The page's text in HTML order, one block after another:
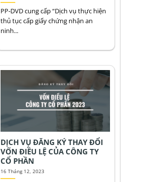
PP-DVD cung cấp “Dịch vụ thực hiện
thủ tục cấp giấy chứng nhận an
ninh...
DỊCH VỤ ĐĂNG KÝ THAY ĐỔI
VỐN ĐIỀU LỆ CỦA CÔNG TY
CỔ PHẦN
16 Tháng 12, 2023